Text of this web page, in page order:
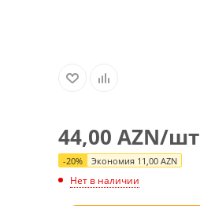
44,00 AZN/шт
-20% Экономия 11,00 AZN
Нет в наличии